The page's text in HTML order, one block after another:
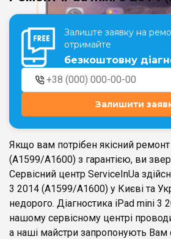
Театральна
м. Київ, вул. Хрещатик 44-A м. Київ,
Оболонь
м. Київ, ТЦ LAKE PLAZA, вул. Героїв
полку “Азов”, 12
Дарниця
м. Київ, Комфорт Таун, вул.
Березнева, 16, корпус 3
Залиште заявку на
отримайте
безкоштовну
Залишити
Якщо вам потрібен якісний
(A1599/A1600) з гарантією, ви
Сервісний центр ServiceInUa
3 2014 (A1599/A1600) у Києві та
недорого. Діагностика iPad mini 3
нашому сервісному центрі
а наші майстри запропонують Вам